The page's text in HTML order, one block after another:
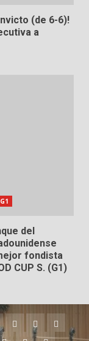
(de 6-6)!
a
del
fondista
CUP S. (G1)
IrlandaJapónNueva
Zelanda